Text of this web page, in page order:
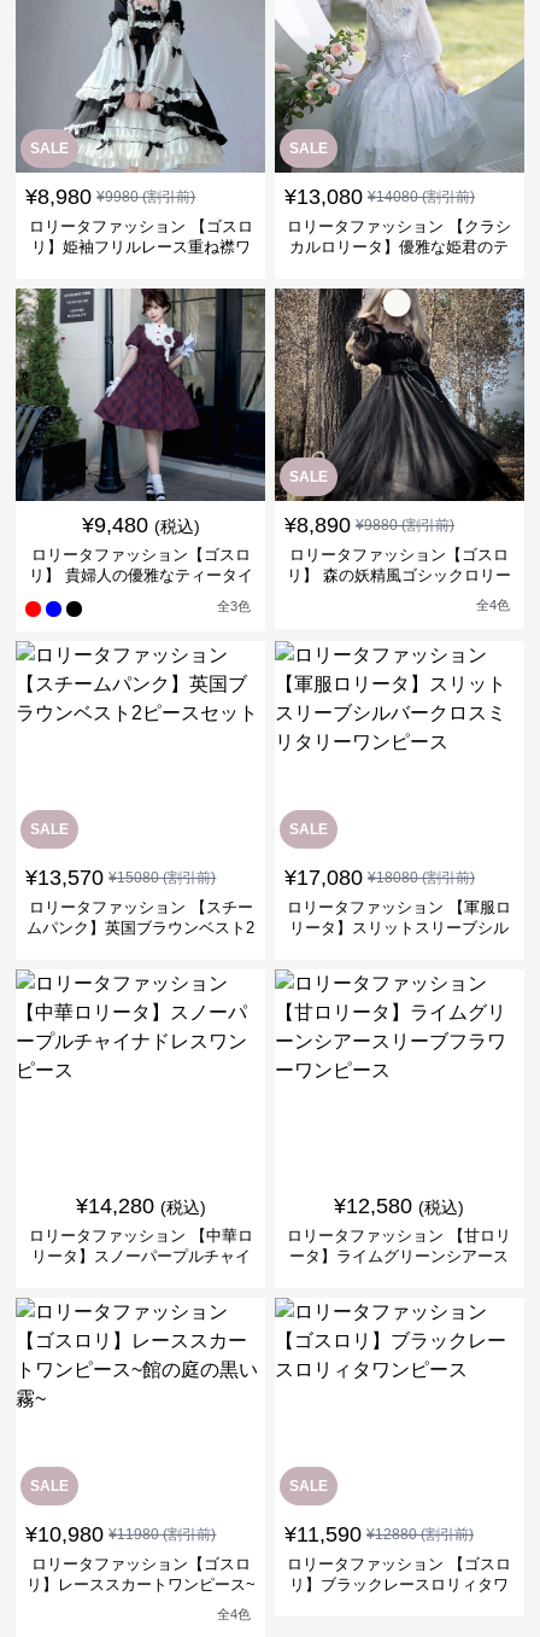
SALE
¥8,980 ¥9980(割引前)
ロリータファッション 【ゴスロ
リ】姫袖フリルレース重ね襟ワ
SALE
¥13,080 ¥14080(割引前)
ロリータファッション 【クラシ
カルロリータ】優雅な姫君のテ
¥9,480 (税込)
ロリータファッション【ゴスロ
リ】 貴婦人の優雅なティータイ
全3色
SALE
¥8,890 ¥9880(割引前)
ロリータファッション【ゴスロ
リ】 森の妖精風ゴシックロリー
全4色
SALE
¥13,570 ¥15080(割引前)
ロリータファッション 【スチー
ムパンク】英国ブラウンベスト2
SALE
¥17,080 ¥18080(割引前)
ロリータファッション 【軍服ロ
リータ】スリットスリーブシル
¥14,280 (税込)
ロリータファッション 【中華ロ
リータ】スノーパープルチャイ
¥12,580 (税込)
ロリータファッション 【甘ロリ
ータ】ライムグリーンシアース
SALE
¥10,980 ¥11980(割引前)
ロリータファッション【ゴスロ
リ】レーススカートワンピース~
全4色
SALE
¥11,590 ¥12880(割引前)
ロリータファッション 【ゴスロ
リ】ブラックレースロリィタワ